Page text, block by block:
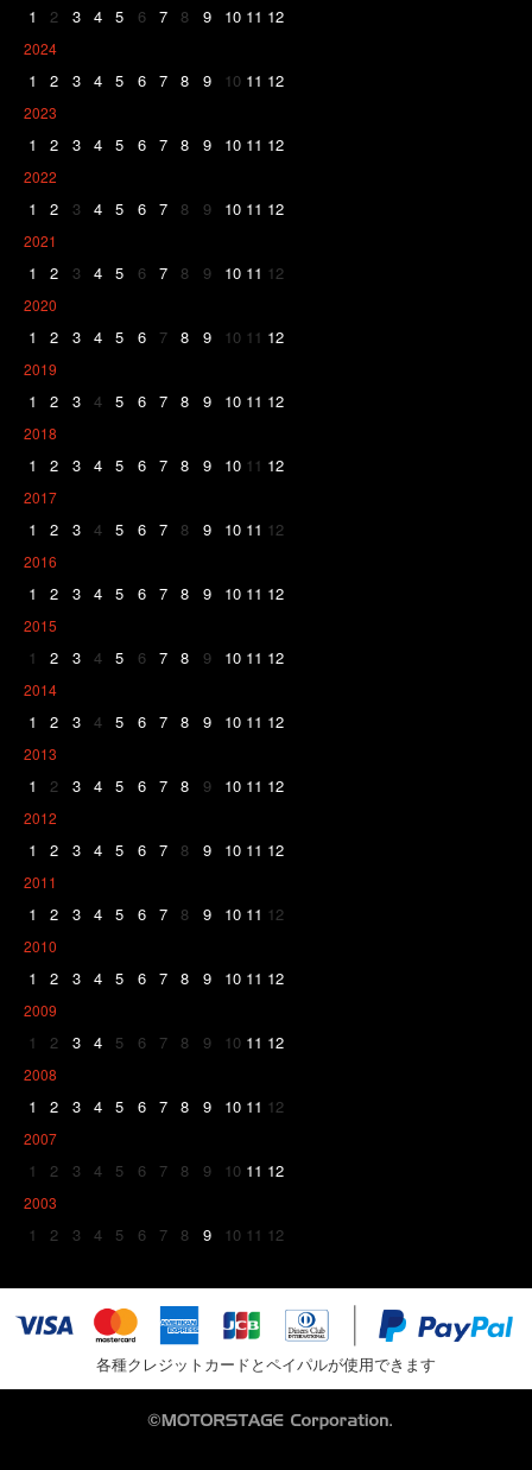
1 2 3 4 5 6 7 8 9 10 11 12
2024
1 2 3 4 5 6 7 8 9 10 11 12
2023
1 2 3 4 5 6 7 8 9 10 11 12
2022
1 2 3 4 5 6 7 8 9 10 11 12
2021
1 2 3 4 5 6 7 8 9 10 11 12
2020
1 2 3 4 5 6 7 8 9 10 11 12
2019
1 2 3 4 5 6 7 8 9 10 11 12
2018
1 2 3 4 5 6 7 8 9 10 11 12
2017
1 2 3 4 5 6 7 8 9 10 11 12
2016
1 2 3 4 5 6 7 8 9 10 11 12
2015
1 2 3 4 5 6 7 8 9 10 11 12
2014
1 2 3 4 5 6 7 8 9 10 11 12
2013
1 2 3 4 5 6 7 8 9 10 11 12
2012
1 2 3 4 5 6 7 8 9 10 11 12
2011
1 2 3 4 5 6 7 8 9 10 11 12
2010
1 2 3 4 5 6 7 8 9 10 11 12
2009
1 2 3 4 5 6 7 8 9 10 11 12
2008
1 2 3 4 5 6 7 8 9 10 11 12
2007
1 2 3 4 5 6 7 8 9 10 11 12
2003
1 2 3 4 5 6 7 8 9 10 11 12
各種クレジットカードとペイパルが使用できます